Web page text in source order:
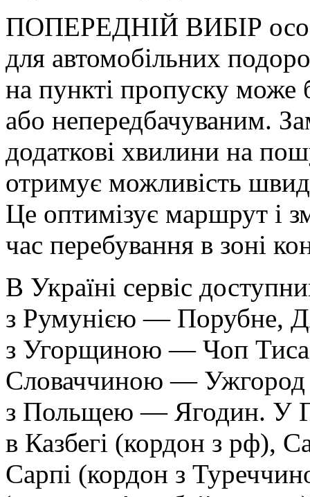
ПОПЕРЕДНІЙ ВИБІР
для автомобільних
на пункті пропуску
або непередбачуваним.
додаткові хвилини на
отримує можливість
Це оптимізує маршрут і
час перебування в зоні
В Україні сервіс
з Румунією — Порубне,
з Угорщиною — Чоп
Словаччиною — Ужгород
з Польщею — Ягодин. У
в Казбегі (кордон з рф),
Сарпі (кордон з